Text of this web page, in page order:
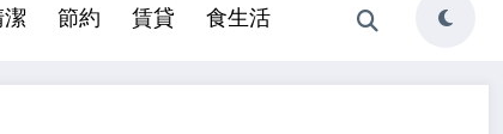
節約 賃貸 食生活